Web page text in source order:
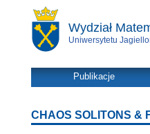
Wydział
Uniwersytetu
Publikacje
CHAOS SOLITONS &